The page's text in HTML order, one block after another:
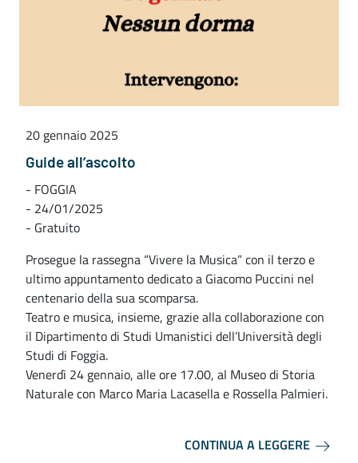
20 gennaio 2025
Guide all’ascolto
- FOGGIA
- 24/01/2025
- Gratuito
Prosegue la rassegna “Vivere la Musica” con il terzo e
ultimo appuntamento dedicato a Giacomo Puccini nel
centenario della sua scomparsa.
Teatro e musica, insieme, grazie alla collaborazione con
il Dipartimento di Studi Umanistici dell’Università degli
Studi di Foggia.
Venerdì 24 gennaio, alle ore 17.00, al Museo di Storia
Naturale con Marco Maria Lacasella e Rossella Palmieri.
CONTINUA A LEGGERE